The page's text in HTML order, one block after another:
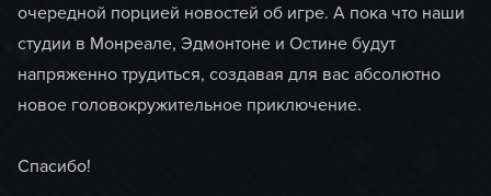
очередной порцией новостей об игре. А пока что наши
студии в Монреале, Эдмонтоне и Остине будут
напряженно трудиться, создавая для вас абсолютно
новое головокружительное приключение.
Спасибо!